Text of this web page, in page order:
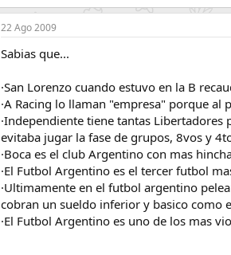
22 Ago 2009
Sabias que...
·San Lorenzo cuando estuvo en la B
·A Racing lo llaman "empresa" porque al
·Independiente tiene tantas
evitaba jugar la fase de grupos, 8vos y
·Boca es el club Argentino con mas
·El Futbol Argentino es el tercer futbol
·Ultimamente en el futbol argentino
cobran un sueldo inferior y basico como
·El Futbol Argentino es uno de los mas